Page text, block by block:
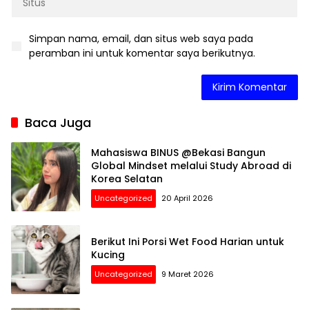
Simpan nama, email, dan situs web saya pada
peramban ini untuk komentar saya berikutnya.
Baca Juga
Mahasiswa BINUS @Bekasi Bangun
Global Mindset melalui Study Abroad di
Korea Selatan
Uncategorized 20 April 2026
Berikut Ini Porsi Wet Food Harian untuk
Kucing
Uncategorized 9 Maret 2026